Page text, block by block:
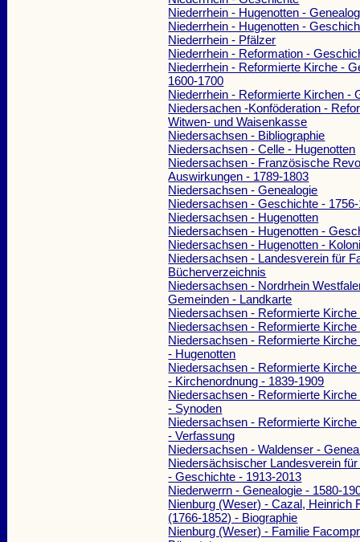
Niederrhein - Hugenotten -
Niederrhein - Hugenotten -
Niederrhein - Pfälzer
Niederrhein - Reformation -
Niederrhein - Reformierte Kirche -
1600-1700
Niederrhein - Reformierte Kirchen -
Niedersachen -Konföderation -
Witwen- und Waisenkasse
Niedersachsen - Bibliographie
Niedersachsen - Celle - Hugenotten
Niedersachsen - Französische
Auswirkungen - 1789-1803
Niedersachsen - Genealogie
Niedersachsen - Geschichte -
Niedersachsen - Hugenotten
Niedersachsen - Hugenotten -
Niedersachsen - Hugenotten -
Niedersachsen - Landesverein für
Bücherverzeichnis
Niedersachsen - Nordrhein
Gemeinden - Landkarte
Niedersachsen - Reformierte
Niedersachsen - Reformierte
Niedersachsen - Reformierte
- Hugenotten
Niedersachsen - Reformierte
- Kirchenordnung - 1839-1909
Niedersachsen - Reformierte
- Synoden
Niedersachsen - Reformierte
- Verfassung
Niedersachsen - Waldenser -
Niedersächsischer Landesverein
- Geschichte - 1913-2013
Niederwerrn - Genealogie - 1580-
Nienburg (Weser) - Cazal, Heinrich
(1766-1852) - Biographie
Nienburg (Weser) - Familie